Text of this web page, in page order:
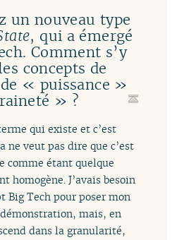
un nouveau type
, qui a émergé
Comment s’y
concepts de
« puissance »
» ?
qui existe et c’est
ne veut pas dire que c’est
comme étant quelque
homogène. J’avais besoin
Big Tech pour poser mon
mais, en
dans la granularité,